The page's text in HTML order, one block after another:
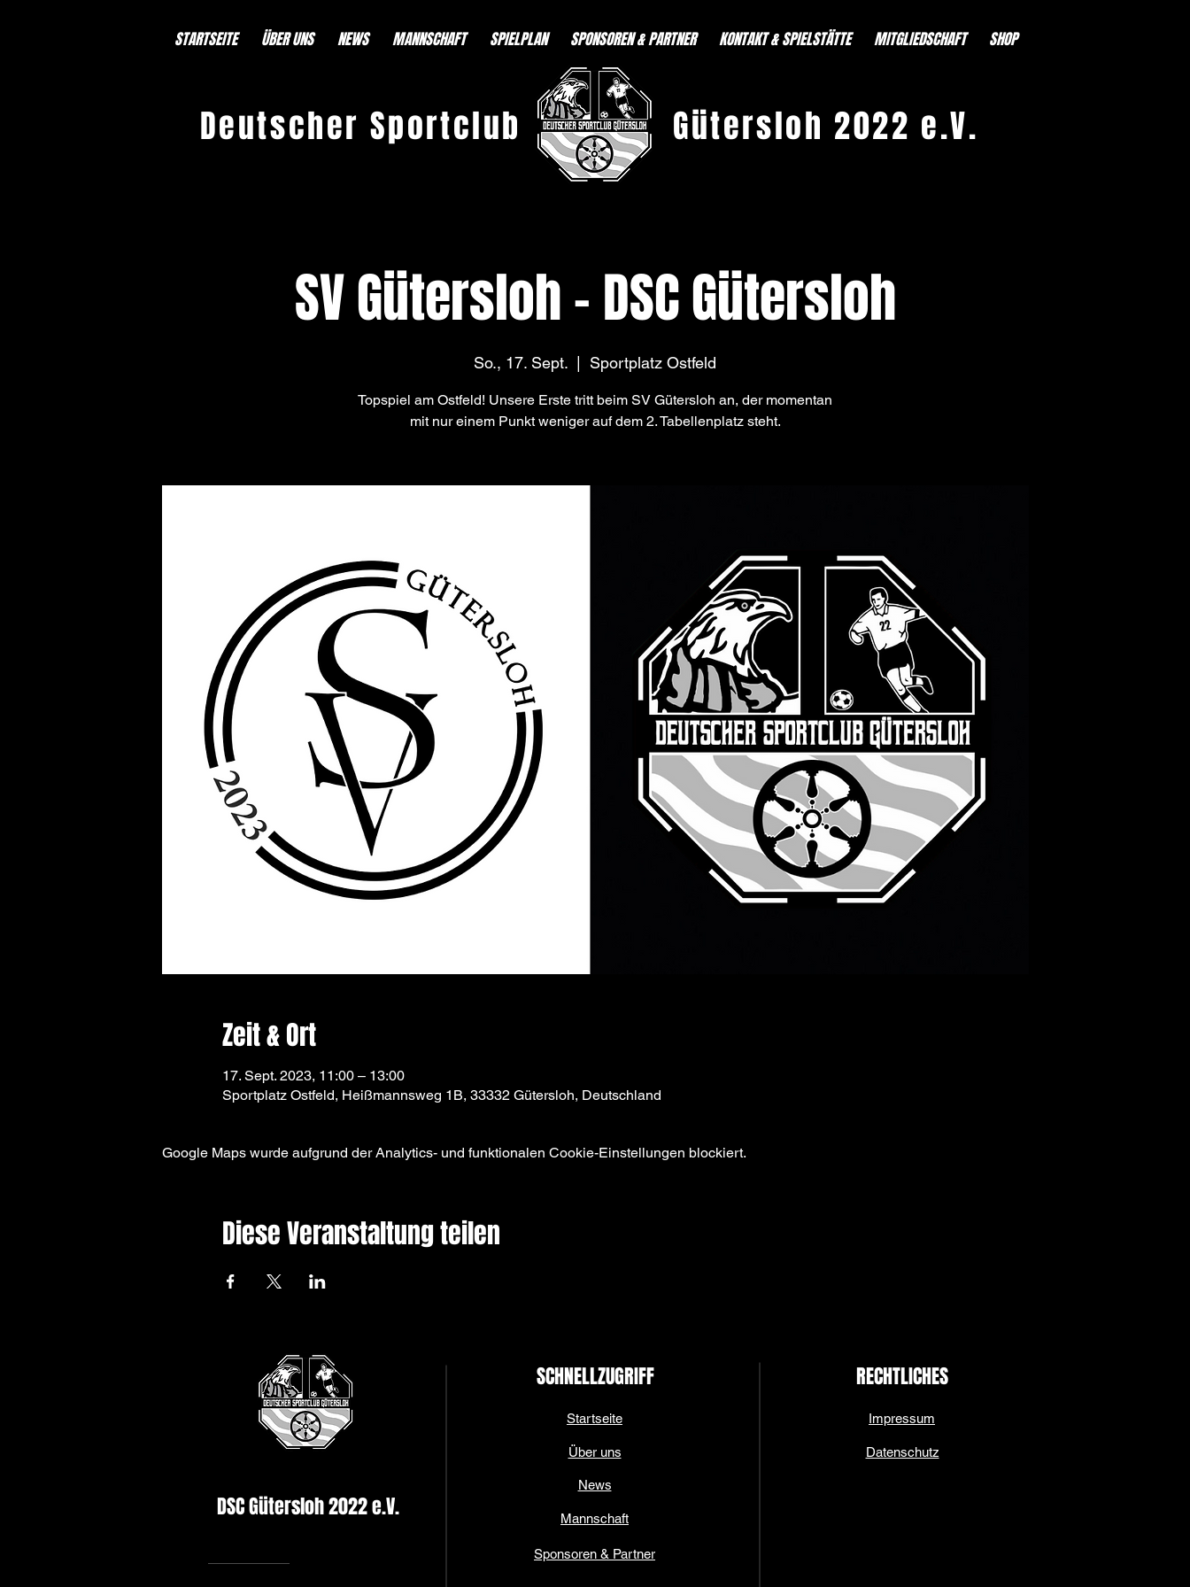
STARTSEITE ÜBER UNS NEWS MANNSCHAFT SPIELPLAN SPONSOREN & PARTNER KONTAKT & SPIELSTÄTTE MITGLIEDSCHAFT SHOP
Deutscher Sportclub Gütersloh 2022 e.V.
SV Gütersloh - DSC Gütersloh
So., 17. Sept. Sportplatz Ostfeld
Topspiel am Ostfeld! Unsere Erste tritt beim SV Gütersloh an, der momentan
mit nur einem Punkt weniger auf dem 2. Tabellenplatz steht.
Zeit & Ort
17. Sept. 2023, 11:00 – 13:00
Sportplatz Ostfeld, Heißmannsweg 1B, 33332 Gütersloh, Deutschland
Google Maps wurde aufgrund der Analytics- und funktionalen Cookie-Einstellungen blockiert.
Diese Veranstaltung teilen
SCHNELLZUGRIFF RECHTLICHES
DSC Gütersloh 2022 e.V.
Startseite
Über uns
News
Mannschaft
Sponsoren & Partner
Impressum
Datenschutz